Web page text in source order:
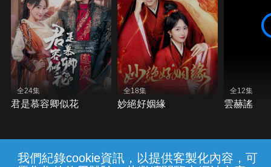
我們紀錄cookie資訊，以提供客製化內容，可
全24集
君是慕容卿似花
全18集
妙絕好姻緣
全12集
雲赫謠
{{notifyMsg}}